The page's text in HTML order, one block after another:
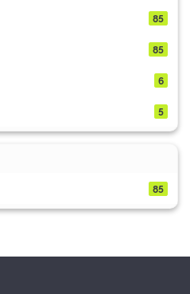
85
85
6
5
85